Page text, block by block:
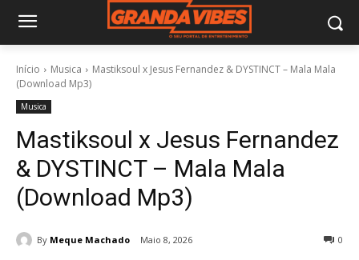
Início Musica
Mastiksoul x Jesus Fernandez & DYSTINCT – Mala Mala
(Download Mp3)
Musica
Mastiksoul x Jesus Fernandez
& DYSTINCT – Mala Mala
(Download Mp3)
By Meque Machado Maio 8, 2026 0